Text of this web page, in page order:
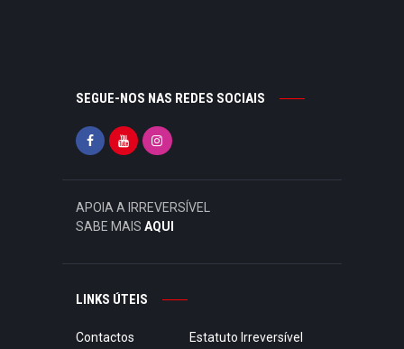
SEGUE-NOS NAS REDES SOCIAIS
APOIA A IRREVERSÍVEL
SABE MAIS AQUI
LINKS ÚTEIS
Contactos
Estatuto Irreversível